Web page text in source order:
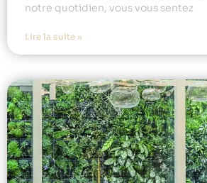
notre quotidien, vous vous sentez
Lire la suite »